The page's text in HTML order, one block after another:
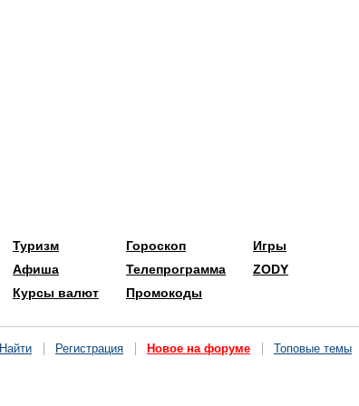
Туризм
Афиша
Курсы валют
Гороскоп
Телепрограмма
Промокоды
Игры
ZODY
Найти Регистрация Новое на форуме Топовые темы